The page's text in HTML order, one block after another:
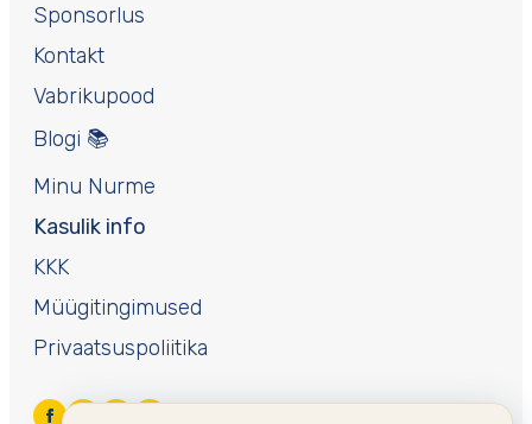
Kasulik info
KKK
Müügitingimused
Privaatsuspoliitika
Sponsorlus
Kontakt
Vabrikupood
Blogi 📚
Minu Nurme